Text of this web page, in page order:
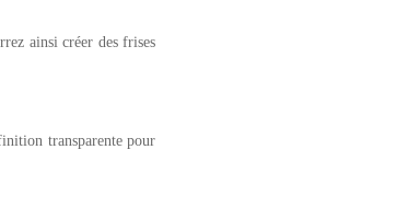
ainsi créer des frises
transparente pour